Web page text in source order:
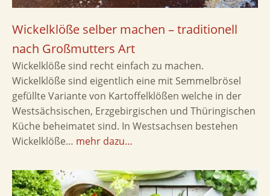
Wickelklöße selber machen – traditionell
nach Großmutters Art
Wickelklöße sind recht einfach zu machen.
Wickelklöße sind eigentlich eine mit Semmelbrösel
gefüllte Variante von Kartoffelklößen welche in der
Westsächsischen, Erzgebirgischen und Thüringischen
Küche beheimatet sind. In Westsachsen bestehen
Wickelklöße… mehr dazu…